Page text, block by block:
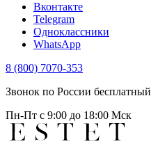
Вконтакте
Telegram
Одноклассники
WhatsApp
8 (800) 7070-353
Звонок по России бесплатный
Пн-Пт с 9:00 до 18:00 Мск